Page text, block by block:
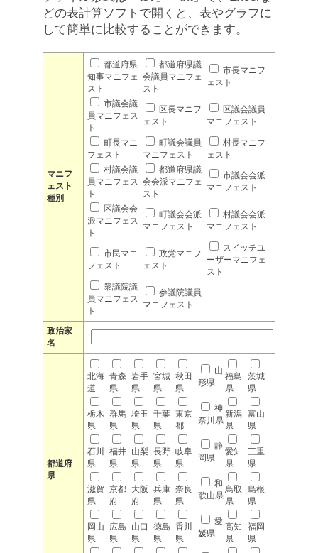
どの表計算ソフトで開くと、表やグラフに
して簡単に比較することができます。
マニフ
ェスト
種別
都道府県
知事マニフェ
スト
都道府県議
会議員マニフェ
スト
市長マニフ
ェスト
市議会議
員マニフェス
ト
区長マニフ
ェスト
区議会議員
マニフェスト
町長マニ
フェスト
町議会議員
マニフェスト
村長マニフ
ェスト
村議会議
員マニフェス
ト
都道府県議
会会派マニフェ
スト
市議会会派
マニフェスト
区議会会
派マニフェス
ト
町議会会派
マニフェスト
村議会会派
マニフェスト
市民マニ
フェスト
政党マニフ
ェスト
スイッチユ
ーザーマニフェ
スト
衆議院議
員マニフェス
ト
参議院議員
マニフェスト
政治家
名
都道府
県
北海
道
青森
県
岩手
県
宮城
県
秋田
県
山
形県
福島
県
茨城
県
栃木
県
群馬
県
埼玉
県
千葉
県
東京
都
神
奈川県
新潟
県
富山
県
石川
県
福井
県
山梨
県
長野
県
岐阜
県
静
岡県
愛知
県
三重
県
滋賀
県
京都
府
大阪
府
兵庫
県
奈良
県
和
歌山県
鳥取
県
島根
県
岡山
県
広島
県
山口
県
徳島
県
香川
県
愛
媛県
高知
県
福岡
県